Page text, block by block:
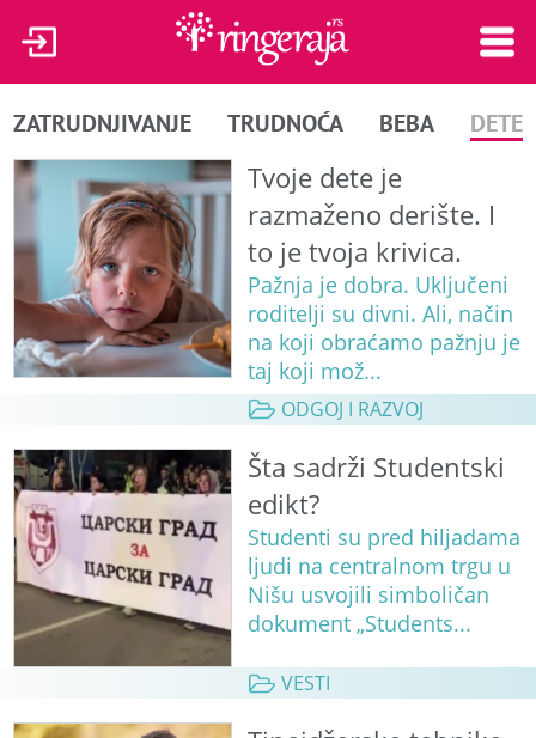
ZATRUDNJIVANJE TRUDNOĆA BEBA DETE
Tvoje dete je
razmaženo derište. I
to je tvoja krivica.
Pažnja je dobra. Uključeni
roditelji su divni. Ali, način
na koji obraćamo pažnju je
taj koji mož...
ODGOJ I RAZVOJ
Šta sadrži Studentski
edikt?
Studenti su pred hiljadama
ljudi na centralnom trgu u
Nišu usvojili simboličan
dokument „Students...
VESTI